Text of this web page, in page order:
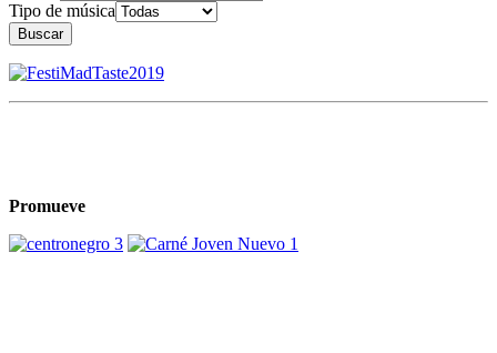
Tipo de música
Buscar
Promueve